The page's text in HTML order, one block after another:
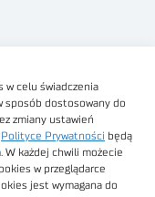
w celu świadczenia
sposób dostosowany do
zmiany ustawień
Polityce Prywatności będą
W każdej chwili możecie
w przeglądarce
jest wymagana do